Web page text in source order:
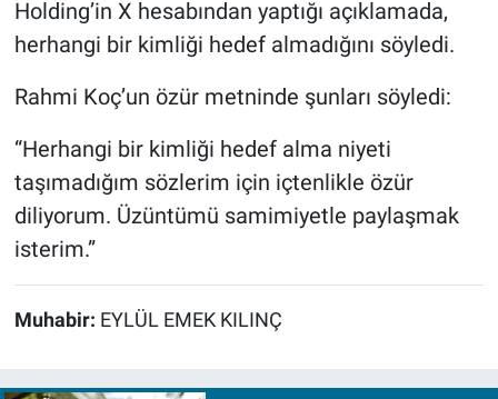
Holding’in X hesabından yaptığı açıklamada,
herhangi bir kimliği hedef almadığını söyledi.
Rahmi Koç’un özür metninde şunları söyledi:
“Herhangi bir kimliği hedef alma niyeti
taşımadığım sözlerim için içtenlikle özür
diliyorum. Üzüntümü samimiyetle paylaşmak
isterim.”
Muhabir: EYLÜL EMEK KILINÇ